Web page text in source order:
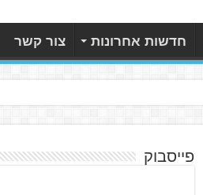
חדשות אחרונות צור קשר
פייסבוק